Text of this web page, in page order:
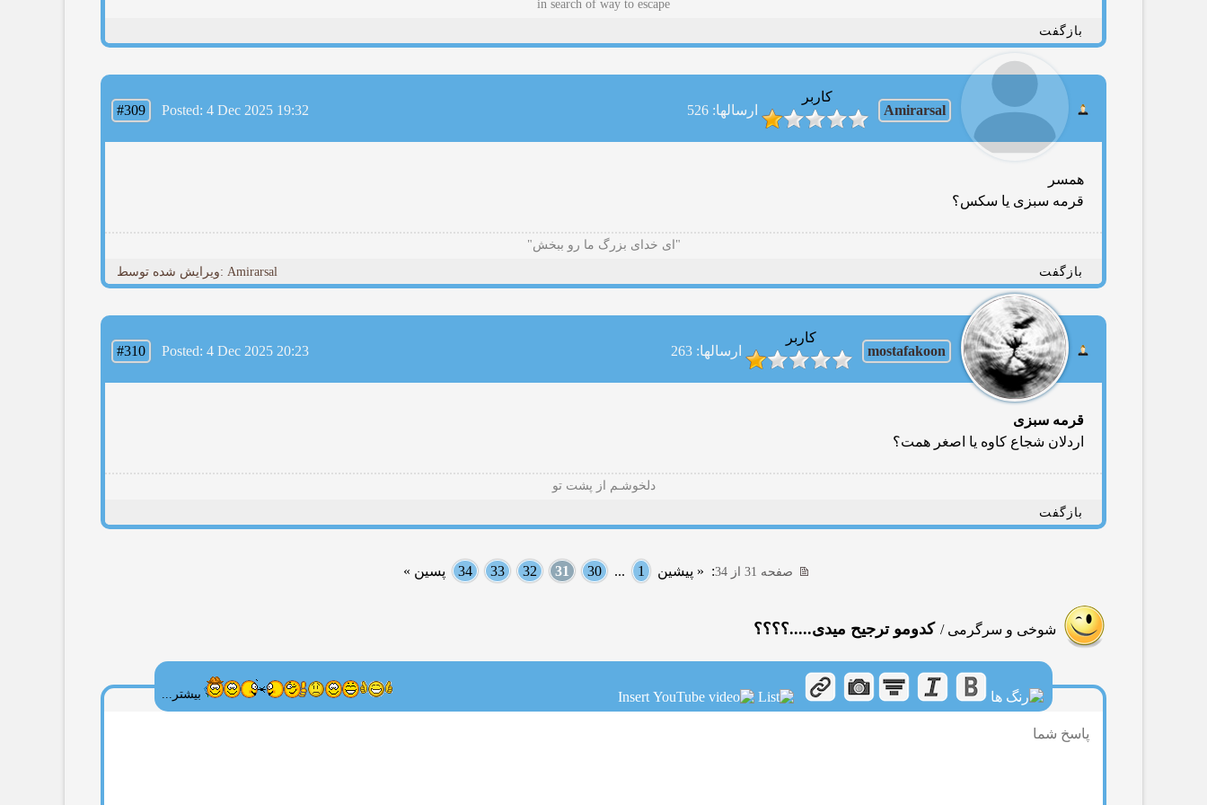
in search of way to escape
بازگفت
Amirarsal
کاربر
ارسالها: 526
#309 Posted: 4 Dec 2025 19:32
همسر
قرمه سبزی یا سکس؟
"ای خدای بزرگ ما رو ببخش"
بازگفت
ویرایش شده توسط: Amirarsal
mostafakoon
کاربر
ارسالها: 263
#310 Posted: 4 Dec 2025 20:23
قرمه سبزی
اردلان شجاع کاوه یا اصغر همت؟
دلخوشـم از پشت تو
بازگفت
صفحه 31 از 34 : « پیشین 1
...
30
31
32
33
34 پسین »
شوخی و سرگرمی / كدومو ترجیح میدی.....؟؟؟؟
بیشتر...